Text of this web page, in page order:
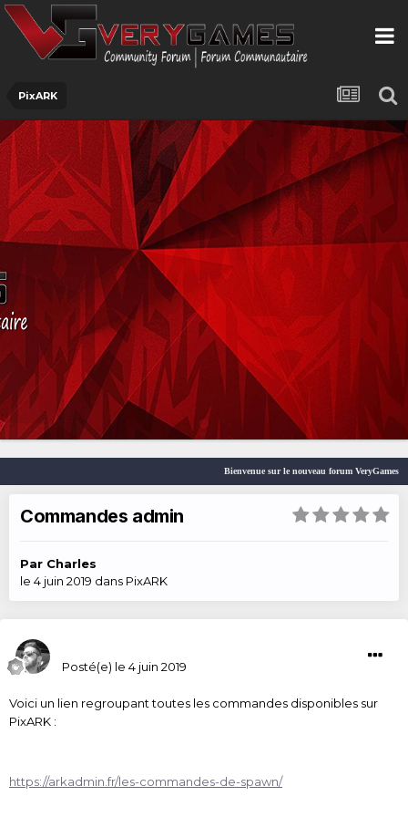
PixARK
Bienvenue sur le nouveau forum VeryGames
Commandes admin
Par Charles
le 4 juin 2019 dans PixARK
Posté(e) le 4 juin 2019
Voici un lien regroupant toutes les commandes disponibles sur
PixARK :
https://arkadmin.fr/les-commandes-de-spawn/